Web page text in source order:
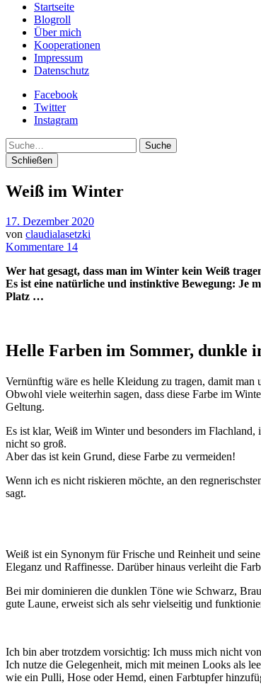
Startseite
Blogroll
Über mich
Kooperationen
Impressum
Datenschutz
Facebook
Twitter
Instagram
Suche
Schließen
Weiß im Winter
17. Dezember 2020
von claudialasetzki
Kommentare 14
Wer hat gesagt, dass man im Winter kein Weiß
Es ist eine natürliche und instinktive Bewegung: Je
Platz …
Helle Farben im Sommer, dunkle
Vernünftig wäre es helle Kleidung zu tragen, damit man
Obwohl viele weiterhin sagen, dass diese Farbe im
Geltung.
Es ist klar, Weiß im Winter und besonders im
nicht so groß.
Aber das ist kein Grund, diese Farbe zu vermeiden!
Wenn ich es nicht riskieren möchte, an den
sagt.
Weiß ist ein Synonym für Frische und Reinheit und
Eleganz und Raffinesse. Darüber hinaus verleiht die
Bei mir dominieren die dunklen Töne wie Schwarz,
gute Laune, erweist sich als sehr vielseitig und
Ich bin aber trotzdem vorsichtig: Ich muss mich nicht
Ich nutze die Gelegenheit, mich mit meinen Looks als
wie ein Pulli, Hose oder Hemd, einen Farbtupfer